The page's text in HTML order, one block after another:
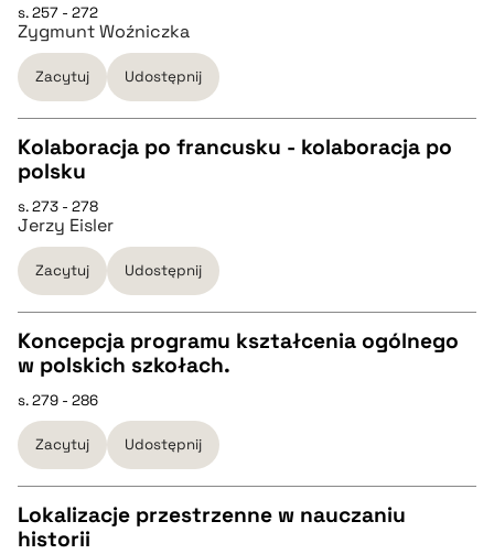
pobierz cytat
CZYSTY TEKST
pobierz cytat
BIBTEX
pobierz cytat
s. 257 - 272
Zygmunt Woźniczka
Zacytuj Udostępnij
pobierz cytat
BIBTEX
Kolaboracja po francusku - kolaboracja po
polsku
s. 273 - 278
Jerzy Eisler
Zacytuj Udostępnij
CZYSTY TEKST
pobierz cytat
BIBTEX
Koncepcja programu kształcenia ogólnego
w polskich szkołach.
s. 279 - 286
Zacytuj Udostępnij
Lokalizacje przestrzenne w nauczaniu
historii